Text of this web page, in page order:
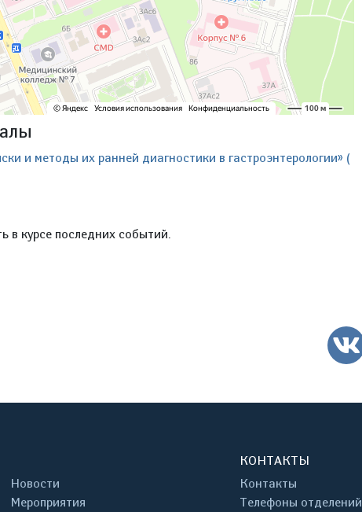
и методы их ранней диагностики в гастроэнтерологии» (
курсе последних событий.
Новости
Мероприятия
КОНТАКТЫ
Контакты
Телефоны отделений